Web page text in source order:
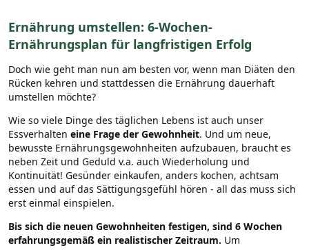
Ernährung umstellen: 6-Wochen-
Ernährungsplan für langfristigen Erfolg
Doch wie geht man nun am besten vor, wenn man Diäten den
Rücken kehren und stattdessen die Ernährung dauerhaft
umstellen möchte?
Wie so viele Dinge des täglichen Lebens ist auch unser
Essverhalten eine Frage der Gewohnheit. Und um neue,
bewusste Ernährungsgewohnheiten aufzubauen, braucht es
neben Zeit und Geduld v.a. auch Wiederholung und
Kontinuität! Gesünder einkaufen, anders kochen, achtsam
essen und auf das Sättigungsgefühl hören - all das muss sich
erst einmal einspielen.
Bis sich die neuen Gewohnheiten festigen, sind 6 Wochen
erfahrungsgemäß ein realistischer Zeitraum. Um